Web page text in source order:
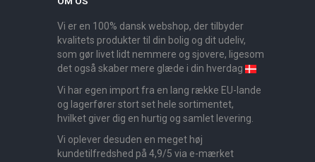
Vi er en 100% dansk webshop, der tilbyder
kvalitets produkter til din bolig og dit udeliv,
som gør livet lidt nemmere og sjovere, ligesom
det også skaber mere glæde i din hverdag
Vi har egen import fra en lang række EU-lande
og lagerfører stort set hele sortimentet,
hvilket giver dig en hurtig og samlet levering.
Vi oplever desuden en meget høj
kundetilfredshed på 4,9/5 via e-mærket